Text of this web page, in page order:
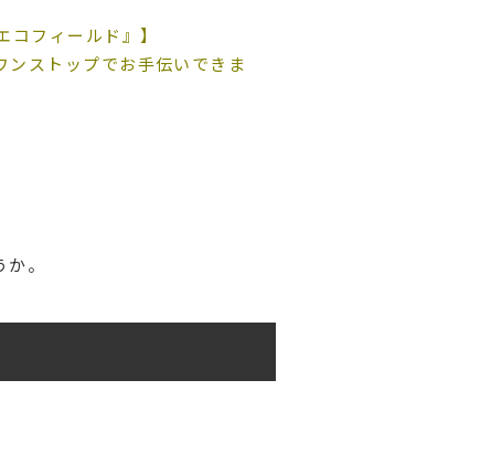
フィールド』】
ストップでお手伝いできま
。